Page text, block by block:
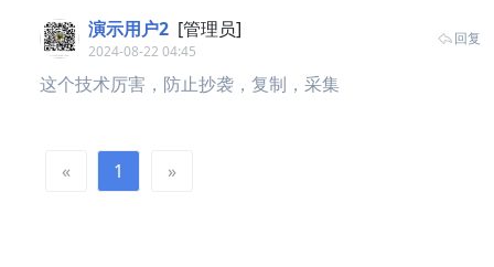
演示用户2 [管理员]
2024-08-22 04:45
回复
这个技术厉害，防止抄袭，复制，采集
« 1 »